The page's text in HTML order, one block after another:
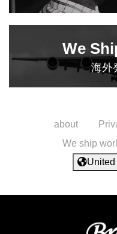
We
海外
about
We ship